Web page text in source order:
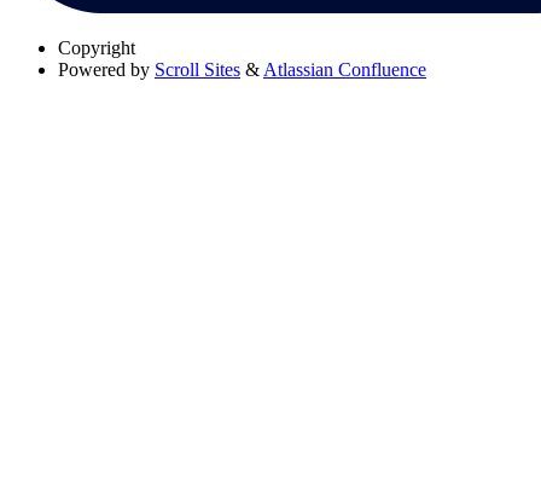
Copyright
Powered by Scroll Sites & Atlassian Confluence